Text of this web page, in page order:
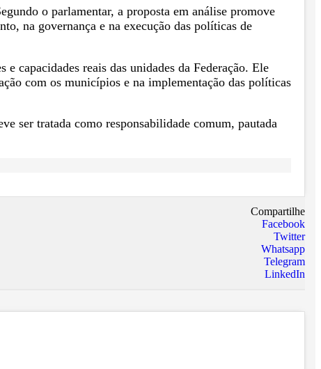
o parlamentar, a proposta em análise promove
na governança e na execução das políticas de
capacidades reais das unidades da Federação. Ele
com os municípios e na implementação das políticas
ser tratada como responsabilidade comum, pautada
Compartilhe
Facebook
Twitter
Whatsapp
Telegram
LinkedIn